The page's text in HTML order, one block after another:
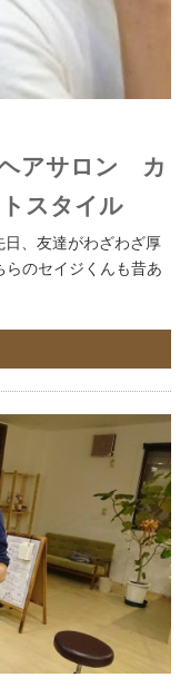
アサロン カ
スタイル
、友達がわざわざ厚
のセイジくんも昔あ